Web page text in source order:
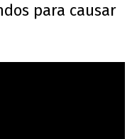
para causar